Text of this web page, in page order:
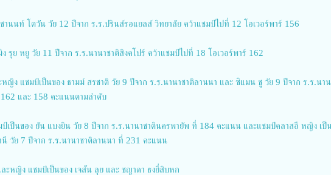
านนท์ โตวัน วัย 12 ปีจาก ร.ร.ปรินส์รอแยลส์ วิทยาลัย คว้าแชมป์ไปที่ 12 โอเวอร์พาร์ 156
รุย หยู วัย 11 ปีจาก ร.ร.นานาชาติสิงคโปร์ คว้าแชมป์ไปที่ 18 โอเวอร์พาร์ 162
หญิง แชมป์เป็นของ ธามม์ สรชาติ วัย 9 ปีจาก ร.ร.นานาชาติลานนา และ ซิแมน ชู วัย 9 ปีจาก ร.ร.นา
และ 158 คะแนนตามลำดับ
ป์เป็นของ ยัน แบงยิน วัย 8 ปีจาก ร.ร.นานาชาตินครพายัพ ที่ 184 คะแนน และแชมป์คลาสอี หญิง เป็
วัย 7 ปีจาก ร.ร.นานาชาติลานนา ที่ 231 คะแนน
ละหญิง แชมป์เป็นของ เจสัน ลุย และ ชญาดา ธงยี่สิบหก